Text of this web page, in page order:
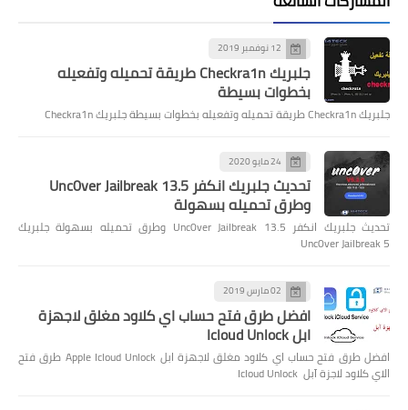
12 نوفمبر 2019
جلبريك Checkra1n طريقة تحميله وتفعيله
بخطوات بسيطة
جلبريك Checkra1n طريقة تحميله وتفعيله بخطوات بسيطة جلبريك Checkra1n
24 مايو 2020
تحديث جلبريك انكفر Unc0ver Jailbreak 13.5
وطرق تحميله بسهولة
تحديث جلبريك انكفر Unc0ver Jailbreak 13.5 وطرق تحميله بسهولة جلبريك
Unc0ver Jailbreak 5
02 مارس 2019
افضل طرق فتح حساب اي كلاود مغلق لاجهزة
ابل Icloud Unlock
افضل طرق فتح حساب اي كلاود مغلق لاجهزة ابل Apple Icloud Unlock طرق فتح
الاي كلاود لاجزة آبل Icloud Unlock